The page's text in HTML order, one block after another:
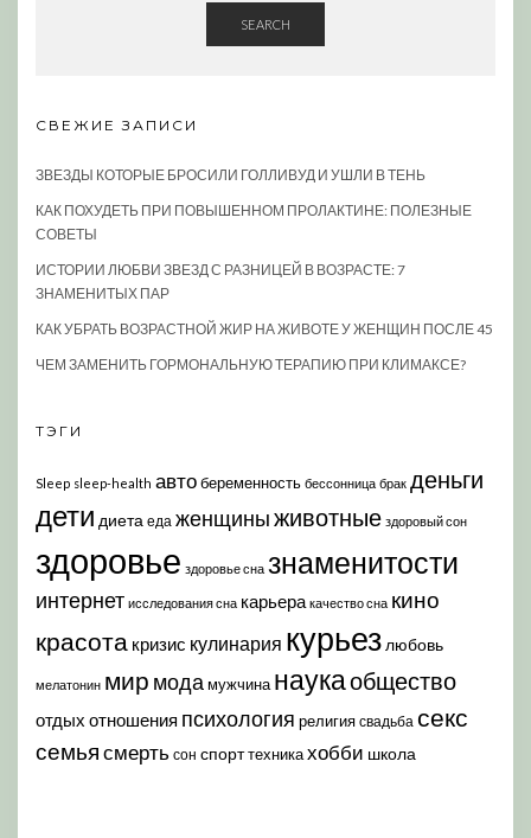
SEARCH
СВЕЖИЕ ЗАПИСИ
ЗВЕЗДЫ КОТОРЫЕ БРОСИЛИ ГОЛЛИВУД И УШЛИ В ТЕНЬ
КАК ПОХУДЕТЬ ПРИ ПОВЫШЕННОМ ПРОЛАКТИНЕ: ПОЛЕЗНЫЕ
СОВЕТЫ
ИСТОРИИ ЛЮБВИ ЗВЕЗД С РАЗНИЦЕЙ В ВОЗРАСТЕ: 7
ЗНАМЕНИТЫХ ПАР
КАК УБРАТЬ ВОЗРАСТНОЙ ЖИР НА ЖИВОТЕ У ЖЕНЩИН ПОСЛЕ 45
ЧЕМ ЗАМЕНИТЬ ГОРМОНАЛЬНУЮ ТЕРАПИЮ ПРИ КЛИМАКСЕ?
ТЭГИ
Sleep sleep-health автобеременность бессонница брак деньги
дети диета еда женщиныживотные здоровый сон
здоровье здоровье сна знаменитости
интернет исследования сна карьера качество сна кино
красота кризис кулинария курьез любовь
мелатонин мир модамужчина наукаобщество
отдых отношения психология религия свадьба секс
семья смерть сон спорттехникахобби школа